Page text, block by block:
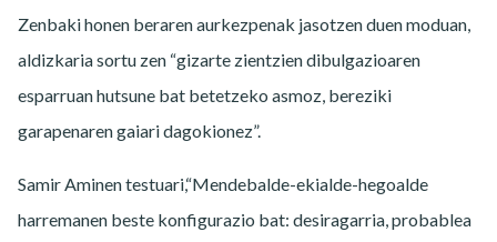
Zenbaki honen beraren aurkezpenak jasotzen duen moduan,
aldizkaria sortu zen “gizarte zientzien dibulgazioaren
esparruan hutsune bat betetzeko asmoz, bereziki
garapenaren gaiari dagokionez”.
Samir Aminen testuari,“Mendebalde-ekialde-hegoalde
harremanen beste konfigurazio bat: desiragarria, probablea